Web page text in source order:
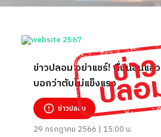
ข่าวปลอม อย่าแชร์! ตื่นนอนแล้
บอกว่าตับไม่แข็งแรง
ข่าวปลอม
29 กรกฎาคม 2566 | 15:00 น.